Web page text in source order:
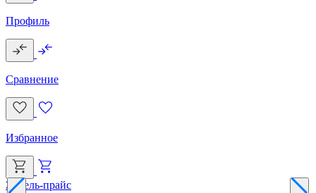
Профиль
Сравнение
Избранное
Эксель-прайс